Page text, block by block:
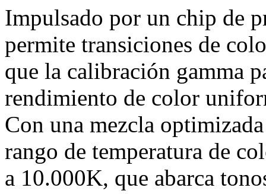
Impulsado por un chip de
permite transiciones de
que la calibración gamma
rendimiento de color
Con una mezcla
rango de temperatura de
a 10.000K, que abarca